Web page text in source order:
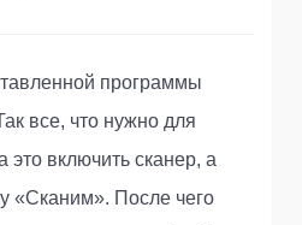
программы
все, что нужно для
это включить сканер, а
«Сканим». После чего